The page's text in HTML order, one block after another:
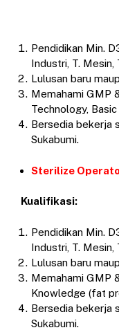
Pendidikan Min.
Industri, T.
Lulusan baru
Memahami GMP
Technology,
Bersedia bekerja
Sukabumi.
Sterilize
Kualifikasi:
Pendidikan Min.
Industri, T.
Lulusan baru
Memahami GMP
Knowledge (fat
Bersedia bekerja
Sukabumi.